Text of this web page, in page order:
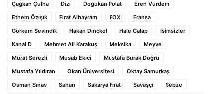
Çağkan Çulha
Dizi Doğukan Polat
Eren Vurdem
Ethem Özışık
Fırat Albayram FOX
Fransa
Görkem Sevindik
Hakan Dinçkol Hale Çalap
İsimsizler
Kanal D
Mehmet Ali Karakuş Meksika
Meyve
Murat Serezli
Musab Ekici
Mustafa Burak Doğru
Mustafa Yıldıran
Okan Üniversitesi
Oktay Samurkaş
Osman Sınav
Sahan Sakarya Fırat Savaşçı
Sebze